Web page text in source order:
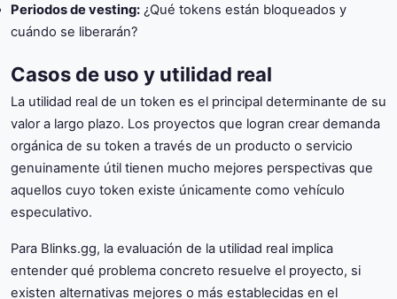
Periodos de vesting: ¿Qué tokens están bloqueados y
cuándo se liberarán?
Casos de uso y utilidad real
La utilidad real de un token es el principal determinante de su
valor a largo plazo. Los proyectos que logran crear demanda
orgánica de su token a través de un producto o servicio
genuinamente útil tienen mucho mejores perspectivas que
aquellos cuyo token existe únicamente como vehículo
especulativo.
Para Blinks.gg, la evaluación de la utilidad real implica
entender qué problema concreto resuelve el proyecto, si
existen alternativas mejores o más establecidas en el